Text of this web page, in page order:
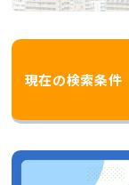
現在の検索条件